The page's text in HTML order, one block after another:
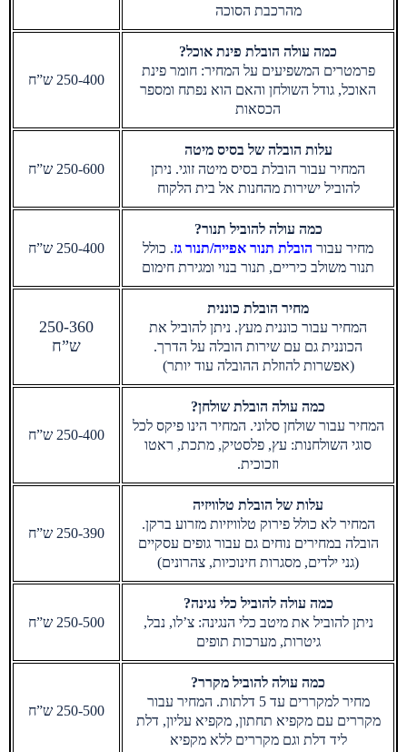
מהרכבת הסוכה
כמה עולה הובלת פינת אוכל?
פרמטרים המשפיעים על המחיר: חומר פינת
האוכל, גודל השולחן והאם הוא נפתח ומספר
הכסאות
250-400 ש”ח
עלות הובלה של בסיס מיטה
המחיר עבור הובלת בסיס מיטה זוגי. ניתן
להוביל ישירות מהחנות אל בית הלקוח
250-600 ש”ח
כמה עולה להוביל תנור?
מחיר עבור הובלת תנור אפייה/תנור גז. כולל
תנור משולב כיריים, תנור בנוי ומגירת חימום
250-400 ש”ח
מחיר הובלת כוננית
המחיר עבור כוננית מעץ. ניתן להוביל את
הכוננית גם עם שירות הובלה על הדרך.
(אפשרות להוזלת ההובלה עוד יותר)
250-360
ש”ח
כמה עולה הובלת שולחן?
המחיר עבור שולחן סלוני. המחיר הינו פיקס לכל
סוגי השולחנות: עץ, פלסטיק, מתכת, ראטו
וזכוכית.
250-400 ש”ח
עלות של הובלת טלוויזיה
המחיר לא כולל פירוק טלוויזיות מזרוע ברקן.
הובלה במחירים נוחים גם עבור גופים עסקיים
(גני ילדים, מסגרות חינוכיות, צהרונים)
250-390 ש”ח
כמה עולה להוביל כלי נגינה?
ניתן להוביל את מיטב כלי הנגינה: צ’לו, נבל,
גיטרות, מערכות תופים
250-500 ש”ח
כמה עולה להוביל מקרר?
מחיר למקררים עד 5 דלתות. המחיר עבור
מקררים עם מקפיא תחתון, מקפיא עליון, דלת
ליד דלת וגם מקררים ללא מקפיא
250-500 ש”ח